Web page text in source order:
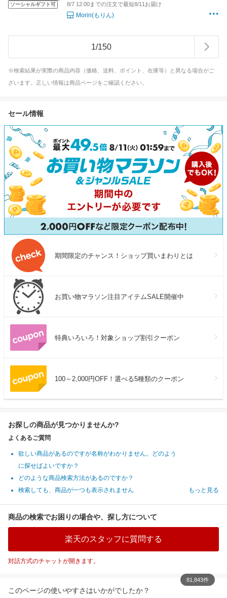
ソーシャルギフト可
8/7 12:00までの注文で最短8/11お届け
Morin(もりん)
1/150
※検索結果が実際の商品内容（価格、送料、ポイント、在庫等）と異なる場合がご
ざいます。正しい情報は商品ページをご確認ください。
セール情報
期間限定のチャンス！ショップ買いまわりとは
お買い物マラソン注目アイテムSALE開催中
特典いろいろ！対象ショップ割引クーポン
100～2,000円OFF！選べる5種類のクーポン
お探しの商品が見つかりませんか?
よくあるご質問
欲しい商品があるのですが名称がわかりません。どのよう
に探せばよいですか？
どのような商品検索方法があるのですか？
検索しても、商品が一つも表示されません
もっと見る
商品の検索でお困りの場合や、探し方について
楽天のスタッフに質問する
対話方式のチャットが開きます。
このページの使いやすさはいかがでしたか？
81,843件